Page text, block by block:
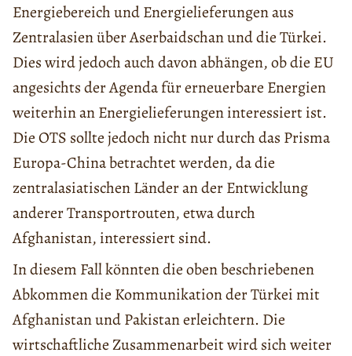
Energiebereich und Energielieferungen aus
Zentralasien über Aserbaidschan und die Türkei.
Dies wird jedoch auch davon abhängen, ob die EU
angesichts der Agenda für erneuerbare Energien
weiterhin an Energielieferungen interessiert ist.
Die OTS sollte jedoch nicht nur durch das Prisma
Europa-China betrachtet werden, da die
zentralasiatischen Länder an der Entwicklung
anderer Transportrouten, etwa durch
Afghanistan, interessiert sind.
In diesem Fall könnten die oben beschriebenen
Abkommen die Kommunikation der Türkei mit
Afghanistan und Pakistan erleichtern. Die
wirtschaftliche Zusammenarbeit wird sich weiter